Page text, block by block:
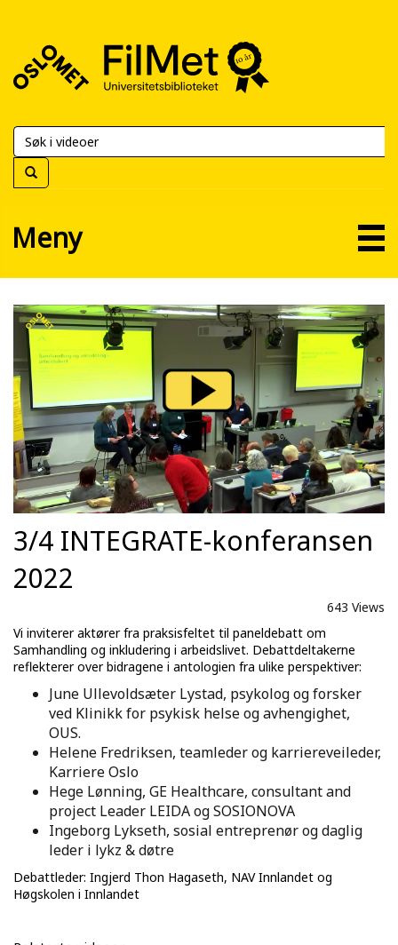
FilMet
Universitetsbiblioteket
Meny
3/4 INTEGRATE-konferansen
2022
643 Views
Vi inviterer aktører fra praksisfeltet til paneldebatt om
Samhandling og inkludering i arbeidslivet. Debattdeltakerne
reflekterer over bidragene i antologien fra ulike perspektiver:
June Ullevoldsæter Lystad, psykolog og forsker
ved Klinikk for psykisk helse og avhengighet,
OUS.
Helene Fredriksen, teamleder og karriereveileder,
Karriere Oslo
Hege Lønning, GE Healthcare, consultant and
project Leader LEIDA og SOSIONOVA
Ingeborg Lykseth, sosial entreprenør og daglig
leder i lykz & døtre
Debattleder: Ingjerd Thon Hagaseth, NAV Innlandet og
Høgskolen i Innlandet